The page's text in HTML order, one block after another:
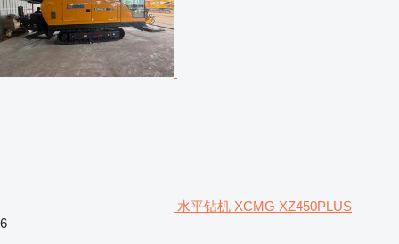
水平钻机 XCMG XZ450PLUS
6